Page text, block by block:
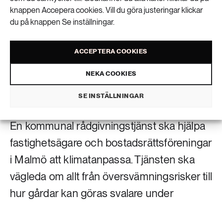
knappen Accepera cookies. Vill du göra justeringar klickar
du på knappen Se inställningar.
ACCEPTERA COOKIES
NEKA COOKIES
SE INSTÄLLNINGAR
Malmö stad tar nu fram en klimatanpassningsrådgivning. Fastighetsägare och
bostadsrättsföreningar ska till exempel kunna boka in platsbesök där rådgivaren
kommer ut till fastigheten. Foto: Istock
En kommunal rådgivningstjänst ska hjälpa
fastighetsägare och bostadsrättsföreningar
i Malmö att klimatanpassa. Tjänsten ska
vägleda om allt från översvämningsrisker till
hur gårdar kan göras svalare under